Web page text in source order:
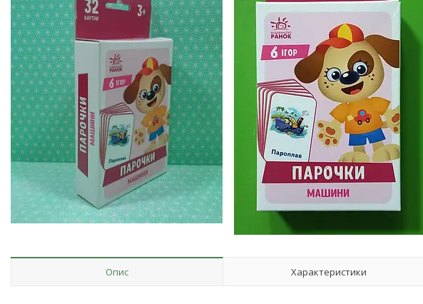
Опис Характеристики